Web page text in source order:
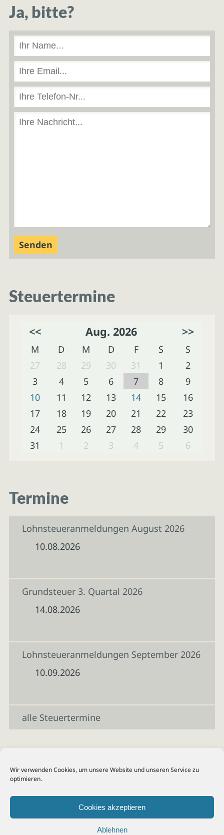
Wir verwenden Cookies, um unsere Website und unseren Service zu
optimieren.
Cookies akzeptieren
Ablehnen
Ja, bitte?
Steuertermine
<< Aug. 2026 >>
M D M D F S
S
27
28 29 30 31 1
2
3
4 5 6 7 8
9
10
11 12 13 14 15
16
17
18 19 20 21 22
23
24
25 26 27 28 29
30
31
1 2 3 4 5 6
Termine
Lohnsteueranmeldungen August 2026
10.08.2026
Grundsteuer 3. Quartal 2026
14.08.2026
Lohnsteueranmeldungen September 2026
10.09.2026
alle Steuertermine